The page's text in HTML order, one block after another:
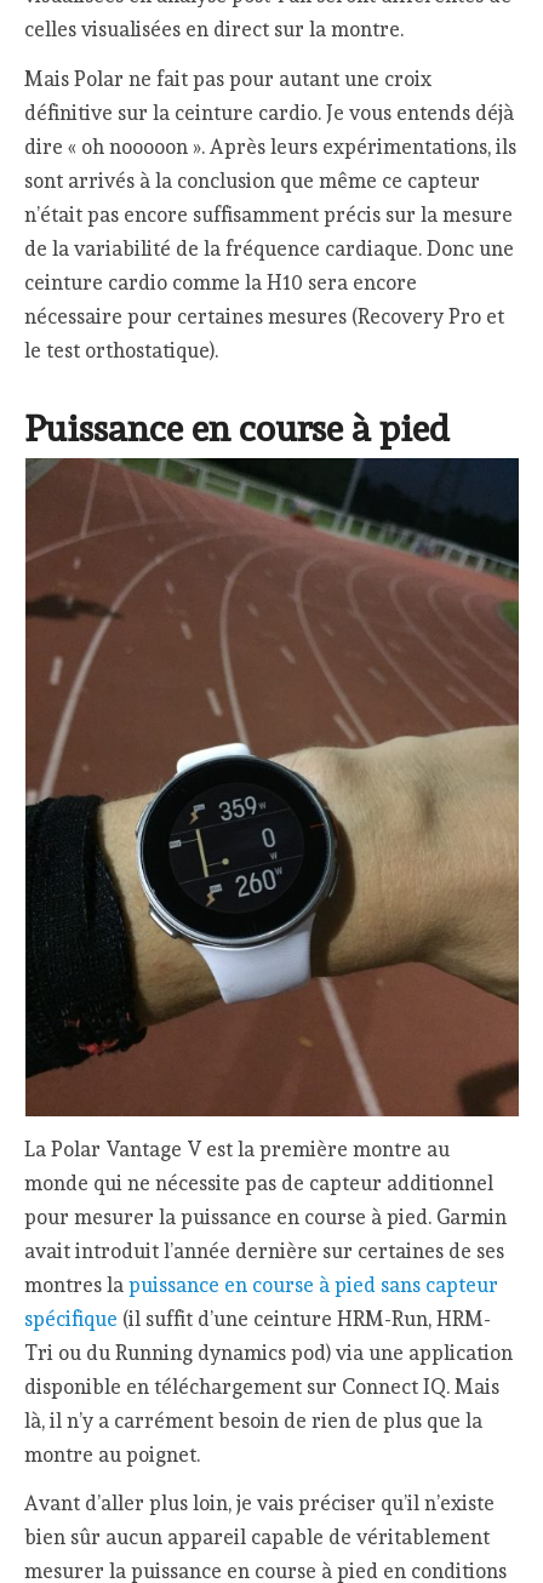
celles visualisées en direct sur la montre.
Mais Polar ne fait pas pour autant une croix
définitive sur la ceinture cardio. Je vous entends déjà
dire « oh nooooon ». Après leurs expérimentations, ils
sont arrivés à la conclusion que même ce capteur
n’était pas encore suffisamment précis sur la mesure
de la variabilité de la fréquence cardiaque. Donc une
ceinture cardio comme la H10 sera encore
nécessaire pour certaines mesures (Recovery Pro et
le test orthostatique).
Puissance en course à pied
La Polar Vantage V est la première montre au
monde qui ne nécessite pas de capteur additionnel
pour mesurer la puissance en course à pied. Garmin
avait introduit l’année dernière sur certaines de ses
montres lapuissance en course à pied sans capteur
spécifique (il suffit d’une ceinture HRM-Run, HRM-
Tri ou du Running dynamics pod) via une application
disponible en téléchargement sur Connect IQ. Mais
là, il n’y a carrément besoin de rien de plus que la
montre au poignet.
Avant d’aller plus loin, je vais préciser qu’il n’existe
bien sûr aucun appareil capable de véritablement
mesurer la puissance en course à pied en conditions